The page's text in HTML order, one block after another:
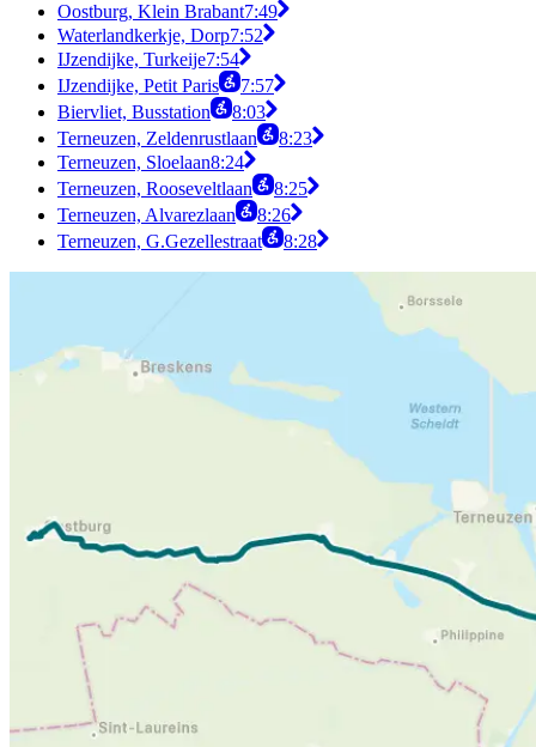
Oostburg, Klein Brabant7:49
Waterlandkerkje, Dorp7:52
IJzendijke, Turkeije7:54
IJzendijke, Petit Paris
7:57
Biervliet, Busstation
8:03
Terneuzen, Zeldenrustlaan
8:23
Terneuzen, Sloelaan8:24
Terneuzen, Rooseveltlaan
8:25
Terneuzen, Alvarezlaan
8:26
Terneuzen, G.Gezellestraat
8:28